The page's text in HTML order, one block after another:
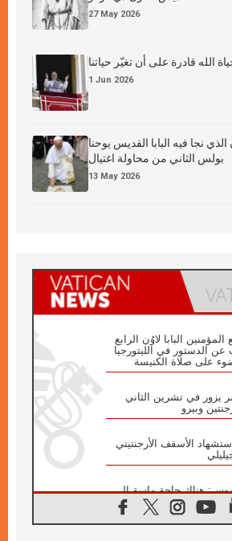
27 May 2026
حياة الله قادرة على أن تغيّر حياتنا
1 Jun 2026
الذي نجا فيه البابا القديس يوحنا
بولس الثاني من محاولة اغتيال
13 May 2026
البابا لاوُن الرابع
الدستور في الليتورجيا
على صلاة الكنيسة
يزور في تشرين الثاني
الأسقف الأرجنتيني
هناك حاجة ماسة إلى
بناء الجسور